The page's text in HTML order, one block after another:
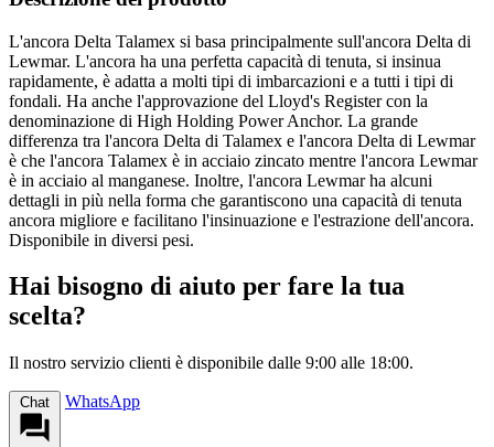
L'ancora Delta Talamex si basa principalmente sull'ancora Delta di
Lewmar. L'ancora ha una perfetta capacità di tenuta, si insinua
rapidamente, è adatta a molti tipi di imbarcazioni e a tutti i tipi di
fondali. Ha anche l'approvazione del Lloyd's Register con la
denominazione di High Holding Power Anchor. La grande
differenza tra l'ancora Delta di Talamex e l'ancora Delta di Lewmar
è che l'ancora Talamex è in acciaio zincato mentre l'ancora Lewmar
è in acciaio al manganese. Inoltre, l'ancora Lewmar ha alcuni
dettagli in più nella forma che garantiscono una capacità di tenuta
ancora migliore e facilitano l'insinuazione e l'estrazione dell'ancora.
Disponibile in diversi pesi.
Hai bisogno di aiuto per fare la tua
scelta?
Il nostro servizio clienti è disponibile dalle 9:00 alle 18:00.
Chat WhatsApp